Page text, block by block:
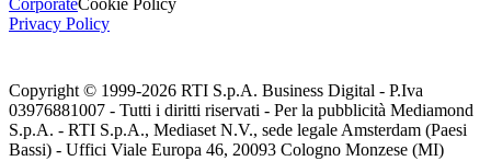
CorporateCookie Policy
Privacy Policy
Copyright © 1999-2026 RTI S.p.A. Business Digital - P.Iva
03976881007 - Tutti i diritti riservati - Per la pubblicità Mediamond
S.p.A. - RTI S.p.A., Mediaset N.V., sede legale Amsterdam (Paesi
Bassi) - Uffici Viale Europa 46, 20093 Cologno Monzese (MI)